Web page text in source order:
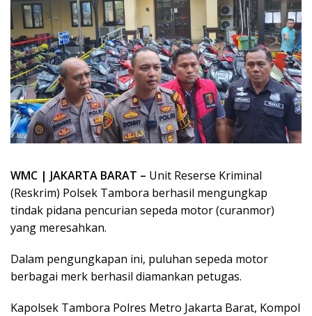
WMC | JAKARTA BARAT – Unit Reserse Kriminal
(Reskrim) Polsek Tambora berhasil mengungkap
tindak pidana pencurian sepeda motor (curanmor)
yang meresahkan.
Dalam pengungkapan ini, puluhan sepeda motor
berbagai merk berhasil diamankan petugas.
Kapolsek Tambora Polres Metro Jakarta Barat, Kompol